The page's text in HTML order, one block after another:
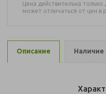
Цена действительна
может отличаться от цен в
Описание Наличие